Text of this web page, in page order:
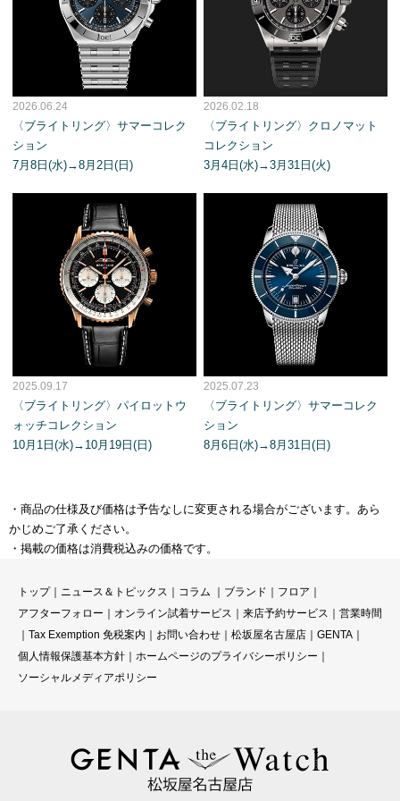
2026.06.24
〈ブライトリング〉サマーコレク
ション
7月8日(水)→8月2日(日)
2026.02.18
〈ブライトリング〉クロノマット
コレクション
3月4日(水)→3月31日(火)
2025.09.17
〈ブライトリング〉パイロットウ
ォッチコレクション
10月1日(水)→10月19日(日)
2025.07.23
〈ブライトリング〉サマーコレク
ション
8月6日(水)→8月31日(日)
・商品の仕様及び価格は予告なしに変更される場合がございます。あら
かじめご了承ください。
・掲載の価格は消費税込みの価格です。
トップ｜ ニュース＆トピックス コラム ｜ ブランド フロア
アフターフォロー
オンライン試着サービス 来店予約サービス
営業時間
Tax Exemption 免税案内 お問い合わせ 松坂屋名古屋店 GENTA
個人情報保護基本方針
ホームページのプライバシーポリシー
ソーシャルメディアポリシー